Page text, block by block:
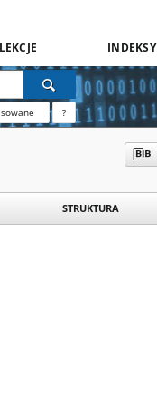
INDEKSY
?
STRUKTURA